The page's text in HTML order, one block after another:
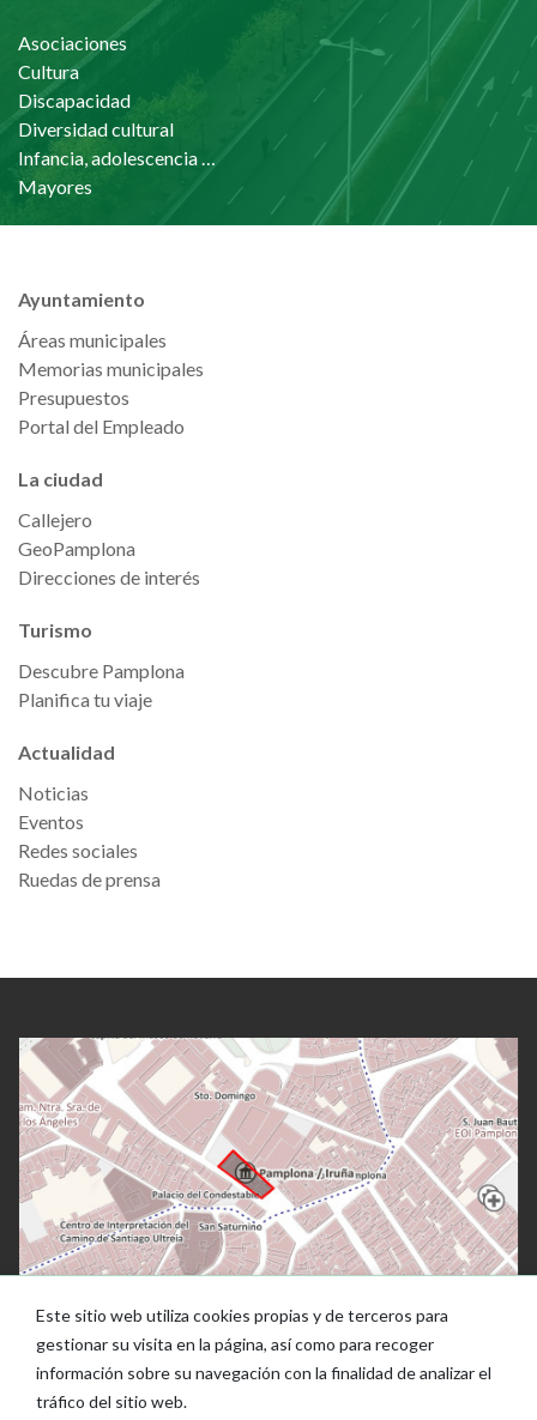
Asociaciones
Cultura
Discapacidad
Diversidad cultural
Infancia, adolescencia y familia
Mayores
Ayuntamiento
Áreas municipales
Memorias municipales
Presupuestos
Portal del Empleado
La ciudad
Callejero
GeoPamplona
Direcciones de interés
Turismo
Descubre Pamplona
Planifica tu viaje
Actualidad
Noticias
Eventos
Redes sociales
Ruedas de prensa
Este sitio web utiliza cookies propias y de terceros para
gestionar su visita en la página, así como para recoger
información sobre su navegación con la finalidad de analizar el
tráfico del sitio web.